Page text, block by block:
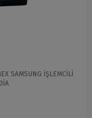
SAMSUNG İŞLEMCİLİ